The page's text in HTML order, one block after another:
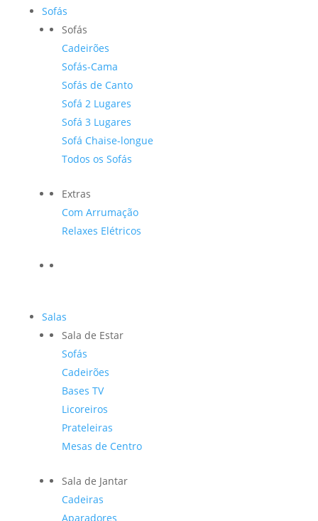
Sofás
Sofás
Cadeirões
Sofás-Cama
Sofás de Canto
Sofá 2 Lugares
Sofá 3 Lugares
Sofá Chaise-longue
Todos os Sofás
Extras
Com Arrumação
Relaxes Elétricos
Salas
Sala de Estar
Sofás
Cadeirões
Bases TV
Licoreiros
Prateleiras
Mesas de Centro
Sala de Jantar
Cadeiras
Aparadores